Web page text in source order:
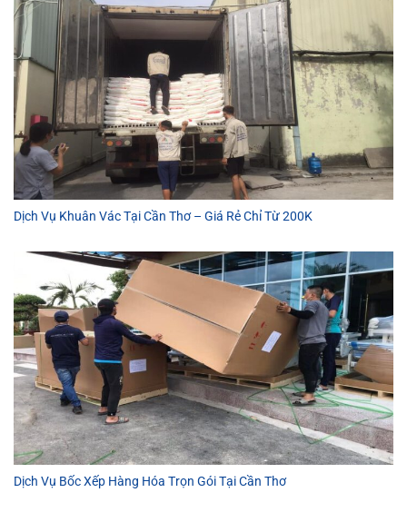
Dịch Vụ Khuân Vác Tại Cần Thơ – Giá Rẻ Chỉ Từ 200K
Dịch Vụ Bốc Xếp Hàng Hóa Trọn Gói Tại Cần Thơ